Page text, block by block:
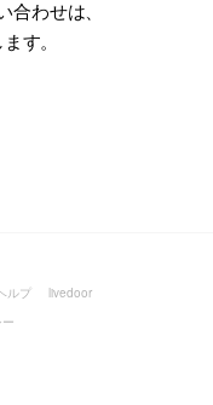
合わせは、
す。
ルプ
livedoor